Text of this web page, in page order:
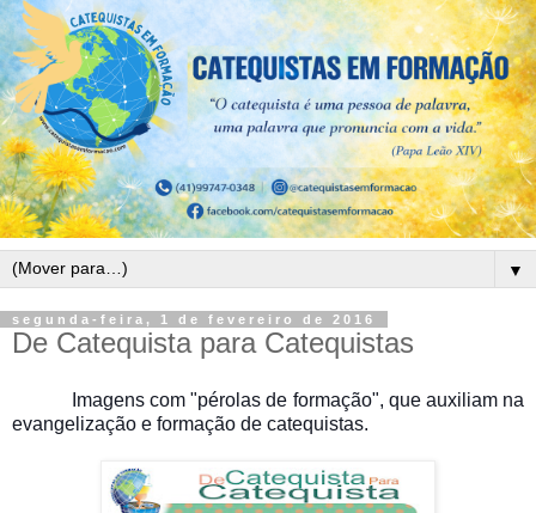
▼
segunda-feira, 1 de fevereiro de 2016
De Catequista para Catequistas
Imagens com "pérolas de formação", que auxiliam na
evangelização e formação de catequistas.